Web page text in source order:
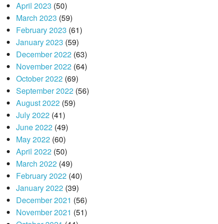
April 2023 (50)
March 2023 (59)
February 2023 (61)
January 2023 (59)
December 2022(63)
November 2022(64)
October 2022(69)
September 2022(56)
August 2022(59)
July 2022(41)
June 2022(49)
May 2022(60)
April 2022(50)
March 2022(49)
February 2022(40)
January 2022(39)
December 2021 (56)
November 2021 (51)